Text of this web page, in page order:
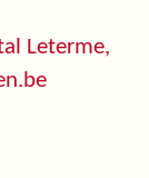
Leterme,